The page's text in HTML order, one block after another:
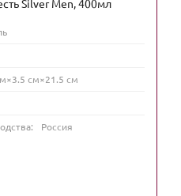
Silver Men, 400мл
см×21.5 см
Россия